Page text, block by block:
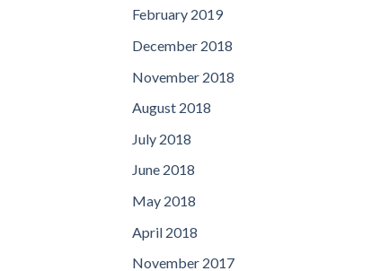
February 2019
December 2018
November 2018
August 2018
July 2018
June 2018
May 2018
April 2018
November 2017